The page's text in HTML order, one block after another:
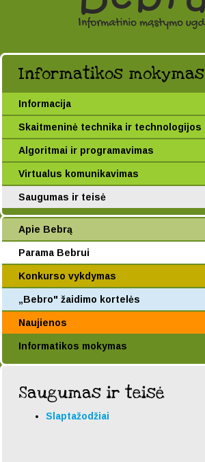
Informatikos mokymas
Informacija
Skaitmeninė technika ir technologijos
Algoritmai ir programavimas
Virtualus komunikavimas
Saugumas ir teisė
Apie Bebrą
Parama Bebrui
Konkurso vykdymas
„Bebro" žaidimo kortelės
Naujienos
Informatikos mokymas
Saugumas ir teisė
Slaptažodžiai